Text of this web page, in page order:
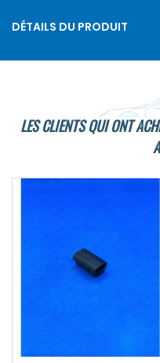
DÉTAILS DU PRODUIT
LES CLIENTS QUI ONT